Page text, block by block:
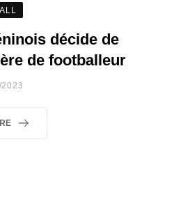
décide de
de footballeur